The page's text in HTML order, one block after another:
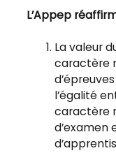
L’Appep
La valeur
caractère
l’égalité
caractère
d’examen